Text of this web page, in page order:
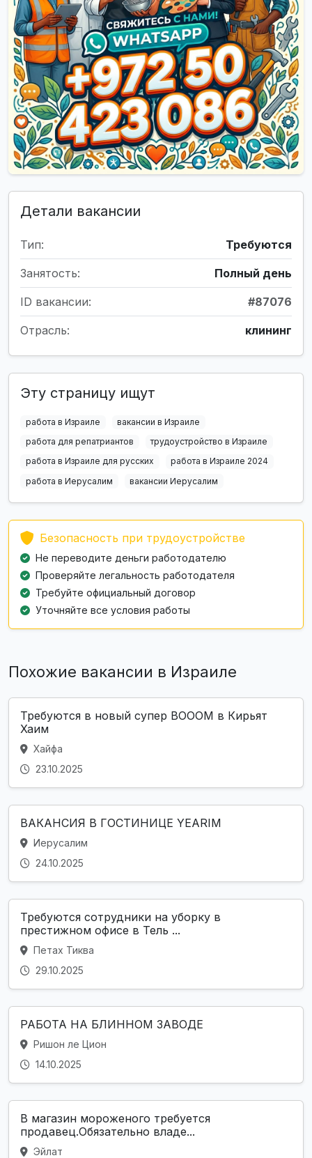
Детали вакансии
Тип: Требуются
Занятость: Полный день
ID вакансии: #87076
Отрасль: клининг
Эту страницу ищут
работа в Израиле
вакансии в Израиле
работа для репатриантов
трудоустройство в Израиле
работа в Израиле для русских
работа в Израиле 2024
работа в Иерусалим
вакансии Иерусалим
Безопасность при трудоустройстве
Не переводите деньги работодателю
Проверяйте легальность работодателя
Требуйте официальный договор
Уточняйте все условия работы
Похожие вакансии в Израиле
Требуются в новый супер BOOOM в Кирьят
Хаим
Хайфа
23.10.2025
ВАКАНСИЯ В ГОСТИНИЦЕ YEARIM
Иерусалим
24.10.2025
Требуются сотрудники на уборку в
престижном офисе в Тель ...
Петах Тиква
29.10.2025
РАБОТА НА БЛИННОМ ЗАВОДЕ
Ришон ле Цион
14.10.2025
В магазин мороженого требуется
продавец.Обязательно владе...
Эйлат